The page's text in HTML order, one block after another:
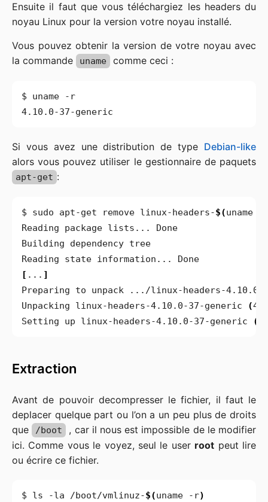
Ensuite il faut que vous téléchargiez les headers du
noyau Linux pour la version votre noyau installé.
Vous pouvez obtenir la version de votre noyau avec
la commande
uname comme ceci :
Si vous avez une distribution de type Debian-like
alors vous pouvez utiliser le gestionnaire de paquets
apt-get :
$ sudo apt-get remove linux-headers-$(uname -
[ ... ]
Unpacking linux-headers-4.10.0-37-generic (
Setting up linux-headers-4.10.0-37-generic
(
Extraction
Avant de pouvoir decompresser le fichier, il faut le
deplacer quelque part ou l’on a un peu plus de droits
que
/boot
, car il nous est impossible de le modifier
ici. Comme vous le voyez, seul le user root peut lire
ou écrire ce fichier.
$ ls -la /boot/vmlinuz-$(uname -r)